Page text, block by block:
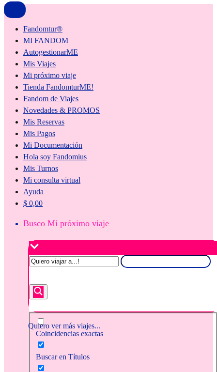
Fandomtur®
MI FANDOM
AutogestionarME
Mis Viajes
Mi próximo viaje
Tienda FandomturME!
Fandom de Viajes
Novedades & PROMOS
Mis Reservas
Mis Pagos
Mi Documentación
Hola soy Fandomius
Mis Turnos
Mi consulta virtual
Ayuda
$ 0,00
Busco Mi próximo viaje
Quiero ver más viajes...
Coincidencias exactas
Buscar en Títulos